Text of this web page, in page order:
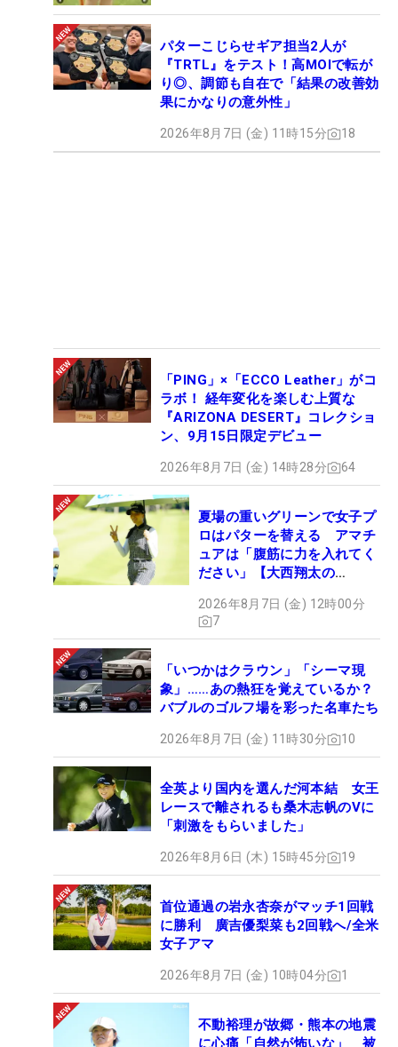
パターこじらせギア担当2人が
『TRTL』をテスト！高MOIで転が
り◎、調節も自在で「結果の改善効
果にかなりの意外性」
2026年8月7日 (金) 11時15分 18
「PING」×「ECCO Leather」がコ
ラボ！ 経年変化を楽しむ上質な
『ARIZONA DESERT』コレクショ
ン、9月15日限定デビュー
2026年8月7日 (金) 14時28分 64
夏場の重いグリーンで女子プ
ロはパターを替える アマチ
ュアは「腹筋に力を入れてく
ださい」【大西翔太の
2026年8月7日 (金) 12時00分
7
「いつかはクラウン」「シーマ現
象」……あの熱狂を覚えているか？
バブルのゴルフ場を彩った名車たち
2026年8月7日 (金) 11時30分 10
全英より国内を選んだ河本結 女王
レースで離されるも桑木志帆のVに
「刺激をもらいました」
2026年8月6日 (木) 15時45分 19
首位通過の岩永杏奈がマッチ1回戦
に勝利 廣吉優梨菜も2回戦へ/全米
女子アマ
2026年8月7日 (金) 10時04分 1
不動裕理が故郷・熊本の地震
に心痛「自然が怖いな」 被